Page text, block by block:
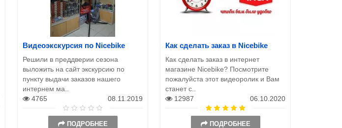
Видеоэкскурсия по Nicebike
Решили в преддверии сезона
выложить на сайт экскурсию по
пункту выдачи заказов нашего
интернем ма..
4765
08.11.2019
ПОДРОБНЕЕ
Как сделать заказ в Nicebike
Как сделать заказ в интернет
магазине Nicebike? Посмотрите
пожалуйста этот видеоролик и Вам
станет с..
12987
06.10.2020
ПОДРОБНЕЕ